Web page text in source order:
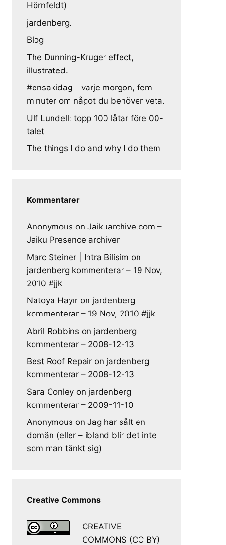
Hörnfeldt)
jardenberg.
Blog
The Dunning-Kruger effect,
illustrated.
#ensakidag - varje morgon, fem
minuter om något du behöver veta.
Ulf Lundell: topp 100 låtar före 00-
talet
The things I do and why I do them
Kommentarer
Anonymous on Jaikuarchive.com –
Jaiku Presence archiver
Marc Steiner | Intra Bilisim on
jardenberg kommenterar – 19 Nov,
2010 #jjk
Natoya Hayır on jardenberg
kommenterar – 19 Nov, 2010 #jjk
Abril Robbins on jardenberg
kommenterar – 2008-12-13
Best Roof Repair on jardenberg
kommenterar – 2008-12-13
Sara Conley on jardenberg
kommenterar – 2009-11-10
Anonymous on Jag har sålt en
domän (eller – ibland blir det inte
som man tänkt sig)
Creative Commons
CREATIVE
COMMONS (CC BY)